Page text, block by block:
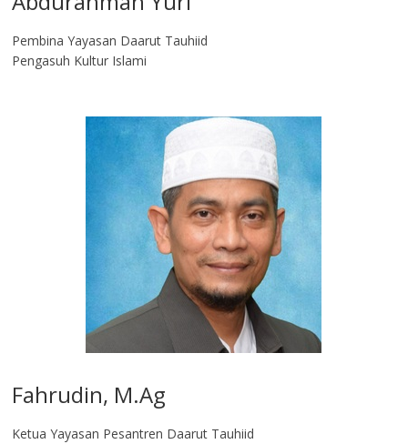
Pembina Yayasan Daarut Tauhiid
Pengasuh Kultur Islami
Fahrudin, M.Ag​
Ketua Yayasan Pesantren Daarut Tauhiid